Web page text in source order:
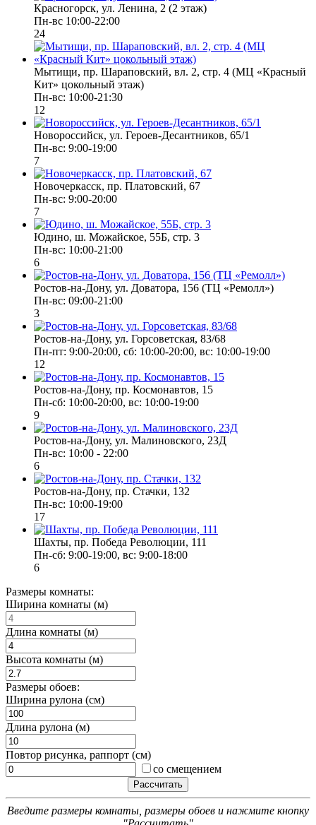
Красногорск, ул. Ленина, 2 (2 этаж)
Пн-вс 10:00-22:00
24
Мытищи, пр. Шараповский, вл. 2, стр. 4 (МЦ «Красный
Кит» цокольный этаж)
Пн-вс: 10:00-21:30
12
Новороссийск, ул. Героев-Десантников, 65/1
Пн-вс: 9:00-19:00
7
Новочеркасск, пр. Платовский, 67
Пн-вс: 9:00-20:00
7
Юдино, ш. Можайское, 55Б, стр. 3
Пн-вс: 10:00-21:00
6
Ростов-на-Дону, ул. Доватора, 156 (ТЦ «Ремолл»)
Пн-вс: 09:00-21:00
3
Ростов-на-Дону, ул. Горсоветская, 83/68
Пн-пт: 9:00-20:00, сб: 10:00-20:00, вс: 10:00-19:00
12
Ростов-на-Дону, пр. Космонавтов, 15
Пн-сб: 10:00-20:00, вс: 10:00-19:00
9
Ростов-на-Дону, ул. Малиновского, 23Д
Пн-вс: 10:00 - 22:00
6
Ростов-на-Дону, пр. Стачки, 132
Пн-вс: 10:00-19:00
17
Шахты, пр. Победа Революции, 111
Пн-сб: 9:00-19:00, вс: 9:00-18:00
6
Размеры комнаты:
Ширина комнаты (м)
Длина комнаты (м)
Высота комнаты (м)
Размеры обоев:
Ширина рулона (см)
Длина рулона (м)
Повтор рисунка, раппорт (см)
со смещением
Введите размеры комнаты, размеры обоев и нажмите кнопку